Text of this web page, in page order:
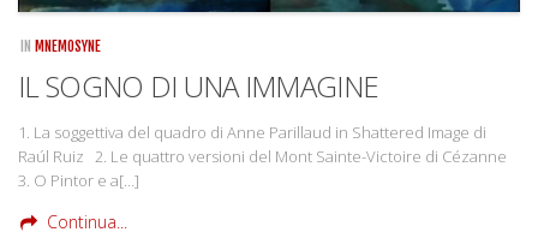
IN MNEMOSYNE
IL SOGNO DI UNA IMMAGINE
1. La soggettiva del quadro di Anne Parillaud in Shattered Image di
Raúl Ruiz 2. Le quattro versioni del Mont Sainte-Victoire di Cézanne
3. O Pintor e a[…]
Continua...